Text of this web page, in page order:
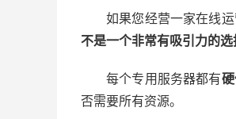
如果您经营一家在线
不是一个非常有吸引力的选
每个专用服务器都有
否需要所有资源。